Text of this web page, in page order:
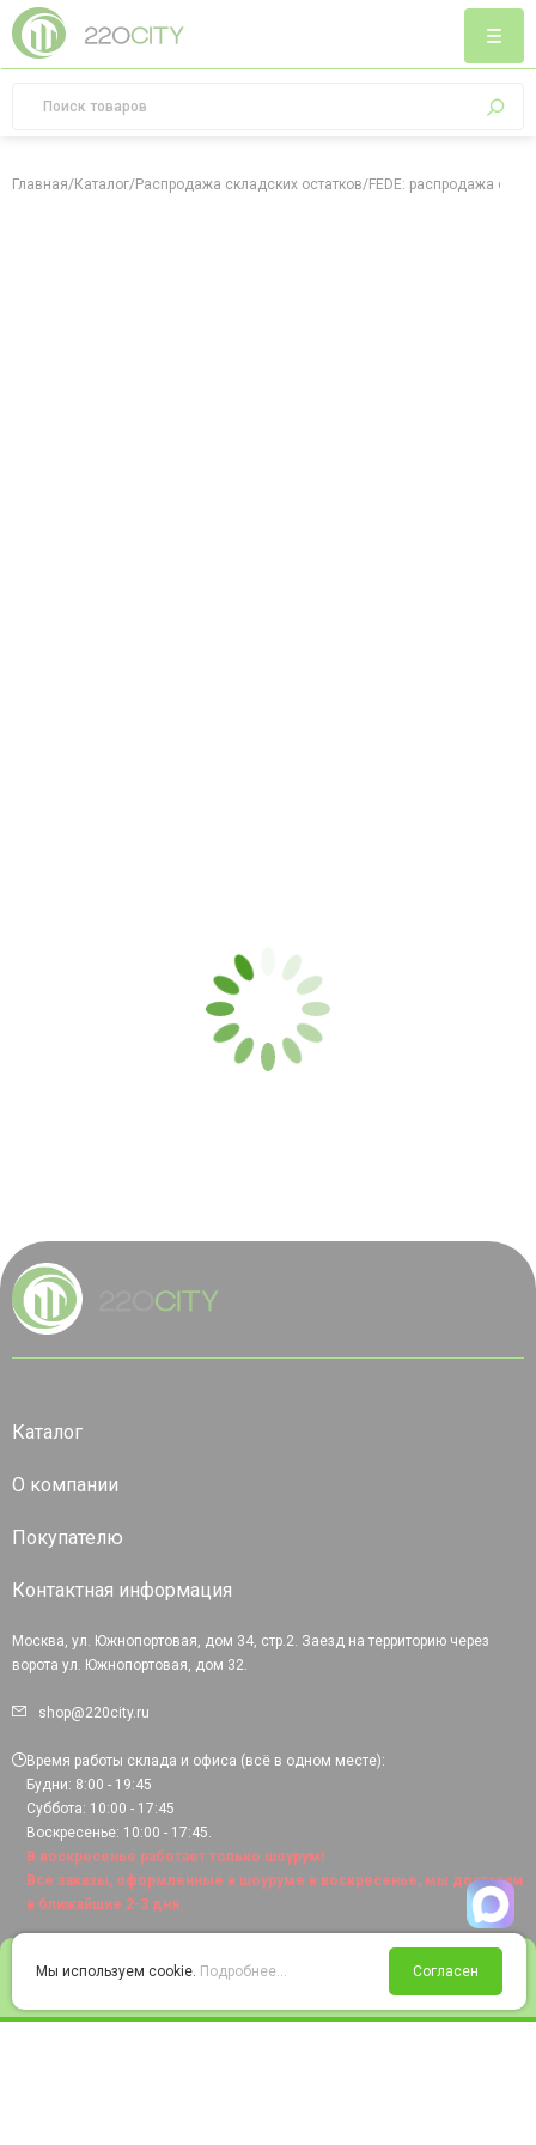
Войти Избранное Корзина
Главная/Каталог/Распродажа складских остатков/FEDE: распродажа
Каталог
О компании
Покупателю
Контактная информация
Москва, ул. Южнопортовая, дом 34, стр.2. Заезд на территорию через
ворота ул. Южнопортовая, дом 32.
shop@220city.ru
Время работы склада и офиса (всё в одном месте):
Будни: 8:00 - 19:45
Суббота: 10:00 - 17:45
Воскресенье: 10:00 - 17:45.
В воскресенье работает только шоурум!
Все заказы, оформленные в шоуруме в воскресенье, мы доставим
в ближайшие 2-3 дня.
Мы используем cookie. Подробнее... Согласен